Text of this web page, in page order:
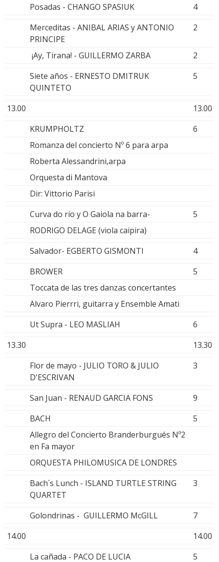
Posadas - CHANGO SPASIUK
4
Merceditas - ANIBAL ARIAS y ANTONIO
PRINCIPE
2
¡Ay, Tirana! - GUILLERMO ZARBA
2
Siete años - ERNESTO DMITRUK
QUINTETO
5
13.00
13.00
KRUMPHOLTZ
6
Romanza del concierto Nº 6 para arpa
Roberta Alessandrini,arpa
Orquesta di Mantova
Dir: Vittorio Parisi
Curva do río y O Gaiola na barra-
5
RODRIGO DELAGE (viola caipira)
Salvador- EGBERTO GISMONTI
4
BROWER
5
Toccata de las tres danzas concertantes
Alvaro Pierrri, guitarra y Ensemble Amati
Ut Supra - LEO MASLIAH
6
13.30
13.30
Flor de mayo - JULIO TORO & JULIO
D'ESCRIVAN
3
San Juan - RENAUD GARCIA FONS
9
BACH
5
Allegro del Concierto Branderburgués Nº2
en Fa mayor
ORQUESTA PHILOMUSICA DE LONDRES
Bach´s Lunch - ISLAND TURTLE STRING
QUARTET
3
Golondrinas - GUILLERMO McGILL
7
14.00
14.00
La cañada - PACO DE LUCIA
5